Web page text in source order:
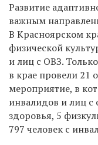
Развитие
важным
В Красноярском
физической
и лиц с ОВЗ.
в крае провели 21
мероприятие, в
инвалидов и лиц
здоровья, 5
797 человек с